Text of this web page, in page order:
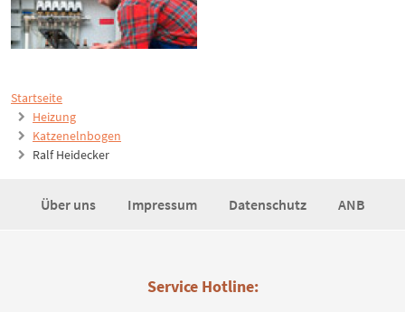
Startseite
Heizung
Katzenelnbogen
Ralf Heidecker
Über uns Impressum Datenschutz ANB
Service Hotline: